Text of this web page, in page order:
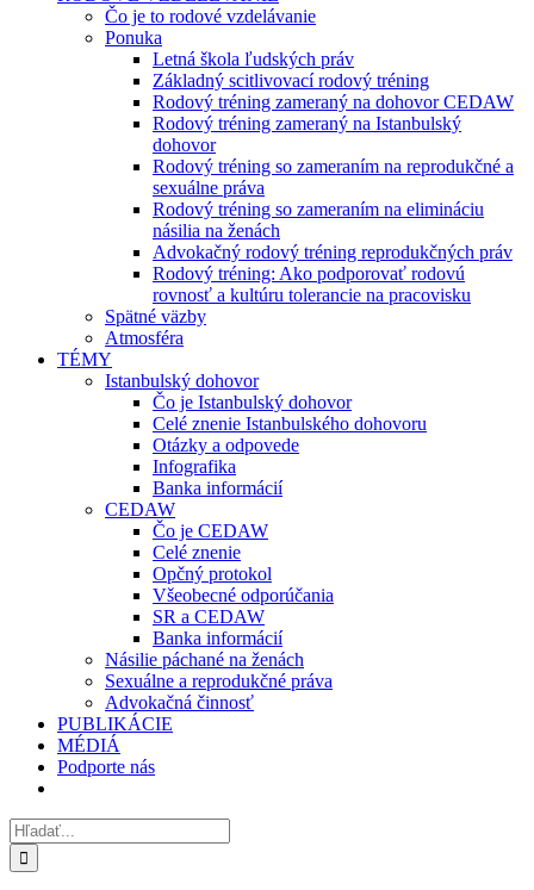
Čo je to rodové vzdelávanie
Ponuka
Letná škola ľudských práv
Základný scitlivovací rodový tréning
Rodový tréning zameraný na dohovor CEDAW
Rodový tréning zameraný na Istanbulský
dohovor
Rodový tréning so zameraním na reprodukčné a
sexuálne práva
Rodový tréning so zameraním na elimináciu
násilia na ženách
Advokačný rodový tréning reprodukčných práv
Rodový tréning: Ako podporovať rodovú
rovnosť a kultúru tolerancie na pracovisku
Spätné väzby
Atmosféra
TÉMY
Istanbulský dohovor
Čo je Istanbulský dohovor
Celé znenie Istanbulského dohovoru
Otázky a odpovede
Infografika
Banka informácií
CEDAW
Čo je CEDAW
Celé znenie
Opčný protokol
Všeobecné odporúčania
SR a CEDAW
Banka informácií
Násilie páchané na ženách
Sexuálne a reprodukčné práva
Advokačná činnosť
PUBLIKÁCIE
MÉDIÁ
Podporte nás
Hľadať: